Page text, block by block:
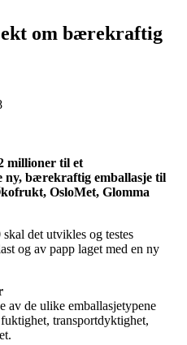
om bærekraftig
millioner til et
ny, bærekraftig emballasje til
OsloMet, Glomma
det utvikles og testes
og av papp laget med en ny
av de ulike emballasjetypene
transportdyktighet,